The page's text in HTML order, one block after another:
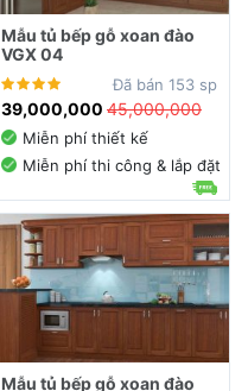
Mẫu tủ bếp gỗ xoan đào
VGX 04
Đã bán 153 sp
39,000,000 45,000,000
Miễn phí thiết kế
Miễn phí thi công & lắp đặt
Mẫu tủ bếp gỗ xoan đào